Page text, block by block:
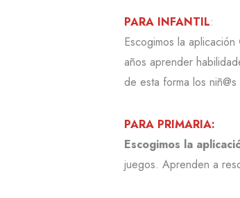
PARA INFANTIL:
Escogimos la aplicación
años aprender
de esta forma los
PARA PRIMARIA:
Escogimos la
juegos. Aprenden a